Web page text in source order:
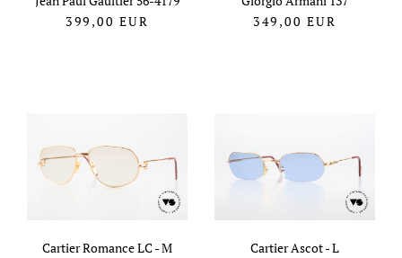
399,00 EUR
349,00 EUR
Cartier Romance LC - M
Cartier Ascot - L